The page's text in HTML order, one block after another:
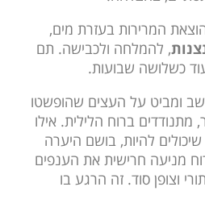
המרירות בעזרת מים,
, להמלחה ולכבישה. תם
כשלושה שבועות.
ומביט על העצים שהופשטו
מתנודדים ברוח הלילית. אילו
להיות, בושם היערה
מניעה חרישית את הענפים
וצופן סוד. זה הרגע בו